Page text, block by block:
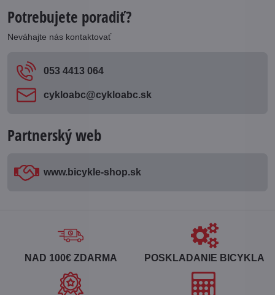
Potrebujete poradiť?
Neváhajte nás kontaktovať
053 4413 064
cykloabc​@cykloabc​.sk
Partnerský web
www​.bicykle-shop​.sk
NAD 100€ ZDARMA POSKLADANIE BICYKLA